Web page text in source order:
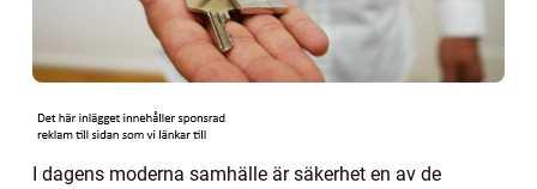
I dagens moderna samhälle är säkerhet en av de